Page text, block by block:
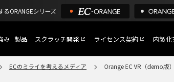
るORANGEシリーズ
み
レイス
製品
特長
スクラッチ開発 ライセンス契約 内製化
ECのミライを考えるメディア Orange EC VR（demo版